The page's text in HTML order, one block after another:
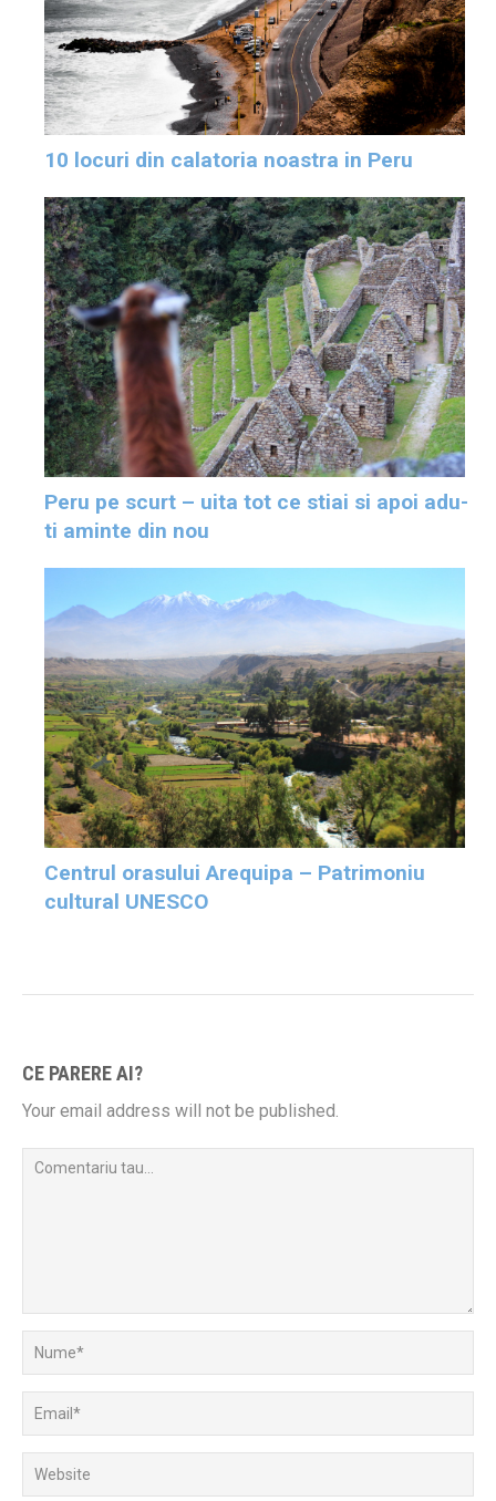
10 locuri din calatoria noastra in Peru
Peru pe scurt – uita tot ce stiai si apoi adu-
ti aminte din nou
Centrul orasului Arequipa – Patrimoniu
cultural UNESCO
CE PARERE AI?
Your email address will not be published.